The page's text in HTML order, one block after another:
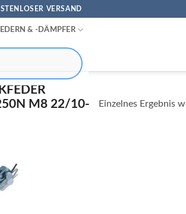
VERSAND
& -DÄMPFER
M8 22/10-
Einzelnes Ergebnis